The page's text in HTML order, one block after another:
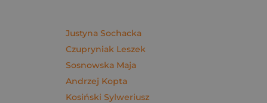
Justyna Sochacka
Czupryniak Leszek
Sosnowska Maja
Andrzej Kopta
Kosiński Sylweriusz